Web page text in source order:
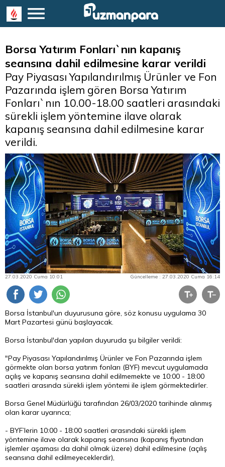
Borsa Yatırım Fonları`nın kapanış
seansına dahil edilmesine karar verildi
Pay Piyasası Yapılandırılmış Ürünler ve Fon
Pazarında işlem gören Borsa Yatırım
Fonları`nın 10.00-18.00 saatleri arasındaki
sürekli işlem yöntemine ilave olarak
kapanış seansına dahil edilmesine karar
verildi.
27.03.2020 Cuma 10:01 Güncelleme : 27.03.2020 Cuma 16:14
Borsa İstanbul'un duyurusuna göre, söz konusu uygulama 30
Mart Pazartesi günü başlayacak.
Borsa İstanbul'dan yapılan duyuruda şu bilgiler verildi:
"Pay Piyasası Yapılandırılmış Ürünler ve Fon Pazarında işlem
görmekte olan borsa yatırım fonları (BYF) mevcut uygulamada
açılış ve kapanış seansına dahil edilmemekte ve 10:00 - 18:00
saatleri arasında sürekli işlem yöntemi ile işlem görmektedirler.
Borsa Genel Müdürlüğü tarafından 26/03/2020 tarihinde alınmış
olan karar uyarınca;
- BYF’lerin 10:00 - 18:00 saatleri arasındaki sürekli işlem
yöntemine ilave olarak kapanış seansına (kapanış fiyatından
işlemler aşaması da dahil olmak üzere) dahil edilmesine (açılış
seansına dahil edilmeyeceklerdir),